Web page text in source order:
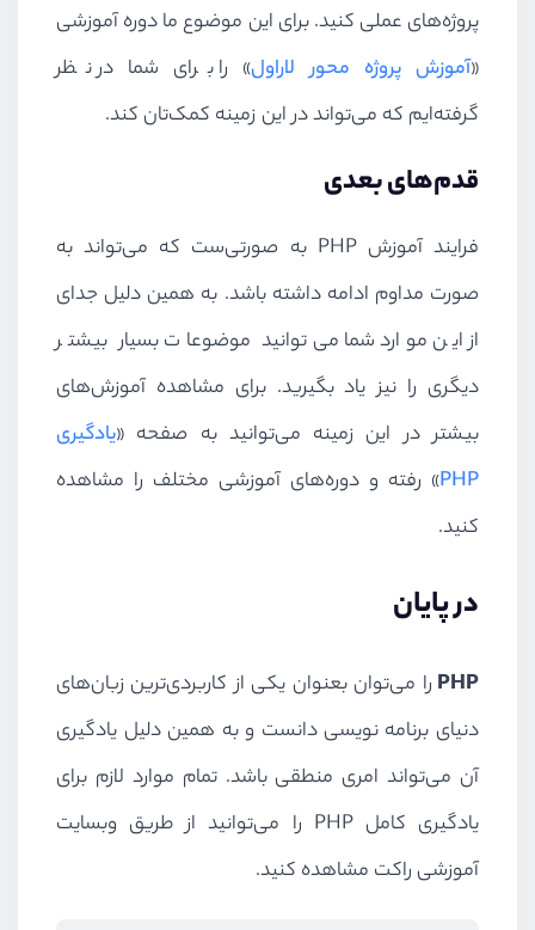
پروژه‌های عملی کنید. برای این موضوع ما دوره آموزشی
«آموزش پروژه محور لاراول» را برای شما در نظر
گرفته‌ایم که می‌تواند در این زمینه کمک‌تان کند.
قدم‌های بعدی
فرایند آموزشPHP به صورتی‌ست که می‌تواند به
صورت مداوم ادامه داشته باشد. به همین دلیل جدای
از این موارد شما می‌توانید موضوعات بسیار بیشتر
دیگری را نیز یاد بگیرید. برای مشاهده آموزش‌های
بیشتر در این زمینه می‌توانید به صفحه «یادگیری
PHP» رفته و دوره‌های آموزشی مختلف را مشاهده
کنید.
در پایان
PHP را می‌توان بعنوان یکی از کاربردی‌ترین زبان‌های
دنیای برنامه نویسی دانست و به همین دلیل یادگیری
آن می‌تواند امری منطقی باشد. تمام موارد لازم برای
یادگیری کاملPHP را می‌توانید از طریق وبسایت
آموزشی راکت مشاهده کنید.